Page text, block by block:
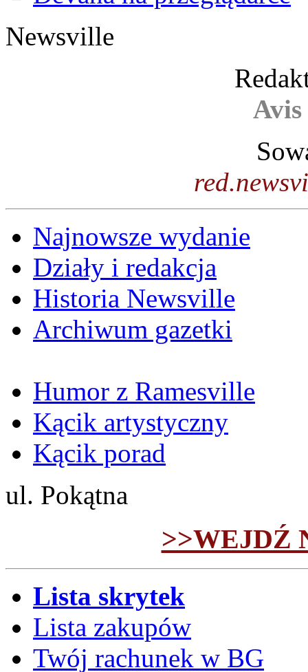
Newsville
Najnowsze wydanie
Działy i redakcja
Historia Newsville
Archiwum gazetki
Humor z Ramesville
Kącik artystyczny
Kącik porad
ul. Pokątna
>>WEJDŹ
Lista skrytek
Lista zakupów
Twój rachunek w BG